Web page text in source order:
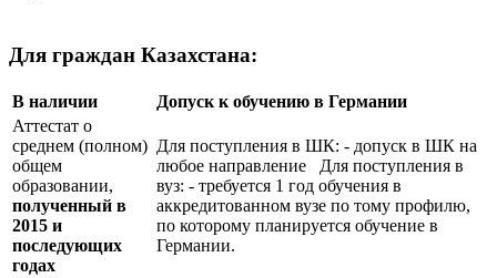
Для граждан Казахстана:
В наличии
Допуск к обучению в Германии
Аттестат о
среднем (полном)
общем
образовании,
полученный в
2015 и
последующих
годах
Для поступления в ШК: - допуск в ШК на
любое направление Для поступления в
вуз: - требуется 1 год обучения в
аккредитованном вузе по тому профилю,
по которому планируется обучение в
Германии.